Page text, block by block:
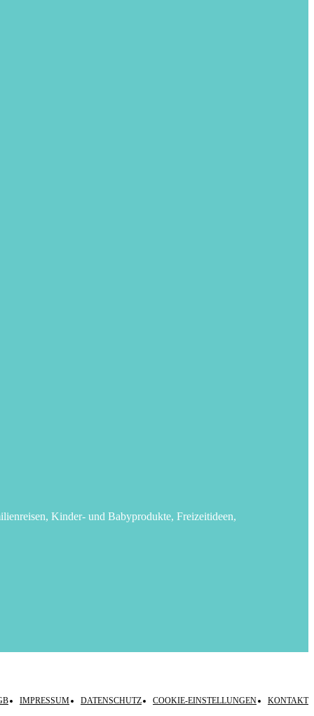
Kinder- und Babyprodukte, Freizeitideen,
IMPRESSUM DATENSCHUTZ COOKIE-EINSTELLUNGEN KONTAKT